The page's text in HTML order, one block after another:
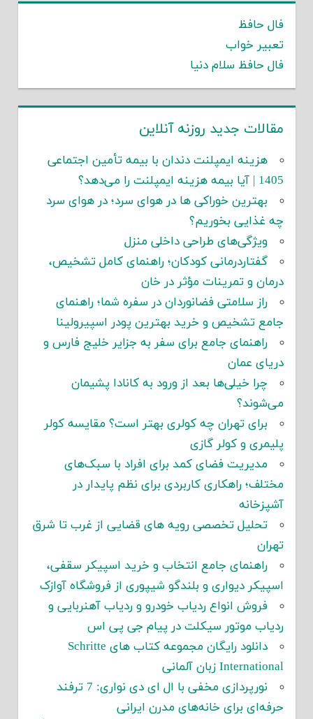
فال حافظ
تعبیر خواب
فال حافظ سلام دنیا
مقالات جدید روزنه آنلاین
هزینه ایمپلنت دندان با بیمه تأمین اجتماعی
1405 | آیا بیمه هزینه ایمپلنت را می‌دهد؟
بهترین خوراکی ها در هوای سرد؛ در هوای سرد
چه غذایی بخوریم؟
ویژگی‌های طراحی داخلی منزل
گفتاردرمانی کودکان؛ راهنمای کامل تشخیص،
درمان و تمرینات مؤثر در خان
راز سلامتی فضانوردان در سفره شما؛ راهنمای
جامع تشخیص و خرید بهترین پودر اسپیرولینا
راهنمای جامع برای سفر به جزایر خلیج فارس و
دریای عمان
چرا خیلی‌ها بعد از ورود به کانادا پشیمان
می‌شوند؟
برای تهران چه کولری بهتر است؟ مقایسه کولر
پلیمری و کولر گازی
مدیریت فضای کمد برای افراد با سبک‌های
مختلف؛ راهکاری کاربردی برای نظم پایدار در
آشپزخانه
تحلیل تخصصی رویه های قضایی از غرب تا شرق
تهران
راهنمای جامع انتخاب و خرید اسپیکر سقفی،
اسپیکر دیواری و بلندگو شیپوری از فروشگاه آوازک
فروش انواع ردیاب خودرو و ردیاب آهنربایی و
ردیاب موتور سیکلت در پیام جی پی اس
دانلود رایگان مجموعه کتاب های Schritte
International زبان آلمانی
نورپردازی مخفی با ال ای دی نواری: 7 ترفند
حرفه‌ای برای خانه‌های مدرن ایرانی